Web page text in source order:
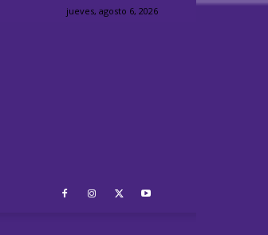
jueves, agosto 6, 2026